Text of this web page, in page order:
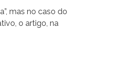
mas no caso do
o artigo, na